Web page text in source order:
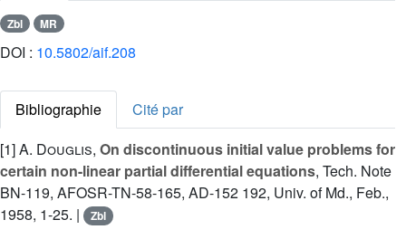
Zbl MR
DOI : 10.5802/aif.208
Bibliographie
Cité par
[1]A. Douglis, On discontinuous initial value problems for
certain non-linear partial differential equations, Tech. Note
BN-119, AFOSR-TN-58-165, AD-152 192, Univ. of Md., Feb.,
1958, 1-25. |
Zbl